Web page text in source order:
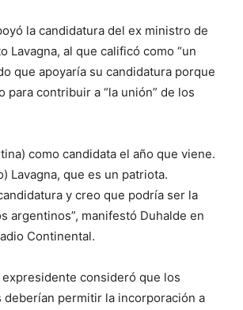
la candidatura del ex ministro de
Lavagna, al que calificó como “un
que apoyaría su candidatura porque
para contribuir a “la unión” de los
como candidata el año que viene.
Lavagna, que es un patriota.
y creo que podría ser la
argentinos”, manifestó Duhalde en
Continental.
consideró que los
permitir la incorporación a